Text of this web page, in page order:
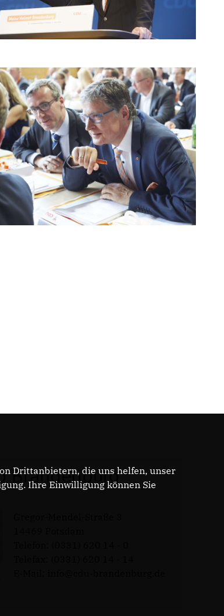
Brandenburg
Drittanbietern, die uns helfen, unser
Ihre Einwilligung können Sie